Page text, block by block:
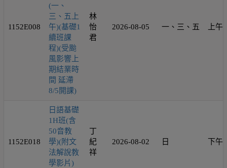
1152E008
(一、
三、五上
午)(基礎1
續班課
程)(受颱
風影響上
期結業時
間 延滯
8/5開課)
林
怡
君
2026-08-05 一、三、五 上午
1152E018
日語基礎
1H班(含
50音教
學)(附文
法解說教
學影片)
丁
紀
祥
2026-08-02 日 下午